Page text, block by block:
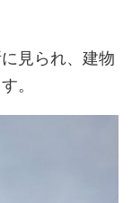
見られ、建物
。